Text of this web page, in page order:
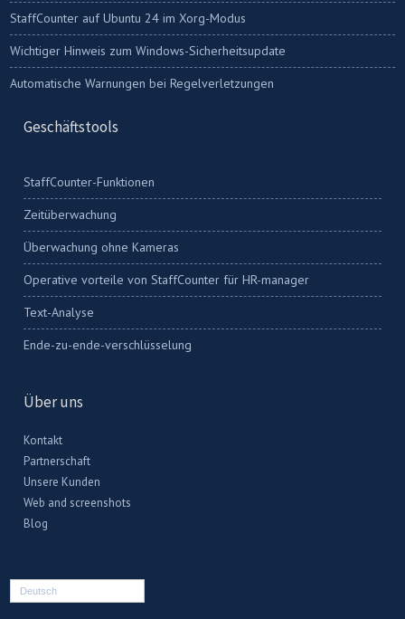
StaffCounter auf Ubuntu 24 im Xorg-Modus
Wichtiger Hinweis zum Windows-Sicherheitsupdate
Automatische Warnungen bei Regelverletzungen
Geschäftstools
StaffCounter-Funktionen
Zeitüberwachung
Überwachung ohne Kameras
Operative vorteile von StaffCounter für HR-manager
Text-Analyse
Ende-zu-ende-verschlüsselung
Über uns
Kontakt
Partnerschaft
Unsere Kunden
Web and screenshots
Blog
Deutsch